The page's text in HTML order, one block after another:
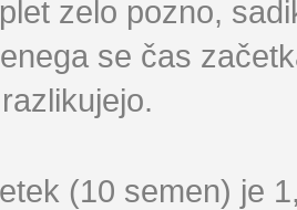
zelo pozno,
se čas
razlikujejo.
(10 semen) je